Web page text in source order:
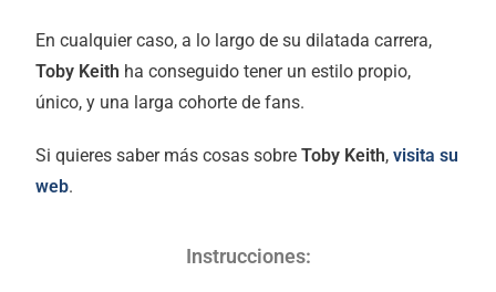
En cualquier caso, a lo largo de su dilatada carrera,
Toby Keith ha conseguido tener un estilo propio,
único, y una larga cohorte de fans.
Si quieres saber más cosas sobreToby Keith,visita su
web.
Instrucciones: